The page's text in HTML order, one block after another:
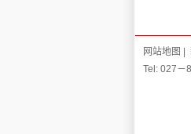
网站地图
Tel: 027－